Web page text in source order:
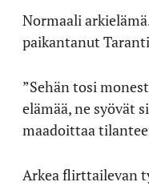
Normaali
paikantanut
”Sehän tosi
elämää, ne syövät
maadoittaa
Arkea flirttailevan